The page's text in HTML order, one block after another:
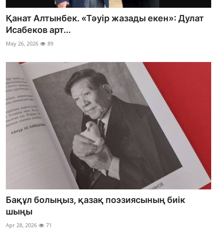
Әлем әдебиеті
Фотосуреттер
Көптеген
Қанат Алтынбек. «Тәуір жазады екен»: Дулат
Исабеков арт...
May 26, 2026 89
Бақұл болыңыз, қазақ поэзиясының биік
шыңы
Apr 28, 2026 71